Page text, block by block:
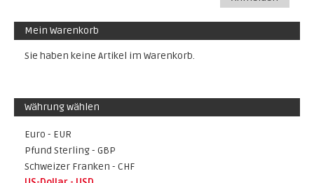
Mein Warenkorb
Sie haben keine Artikel im Warenkorb.
Währung wählen
Euro - EUR
Pfund Sterling - GBP
Schweizer Franken - CHF